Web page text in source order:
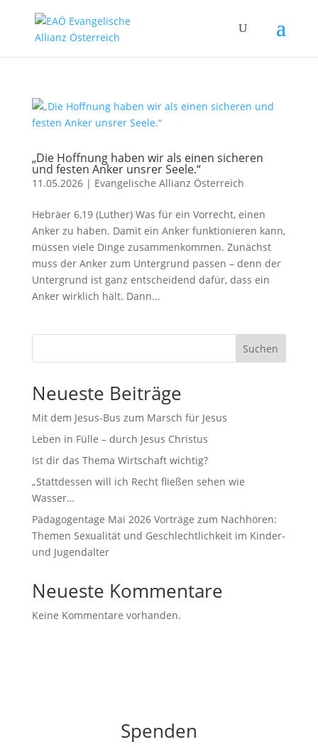
„Die Hoffnung haben wir als einen sicheren
und festen Anker unsrer Seele.“
11.05.2026| Evangelische Allianz Österreich
Hebräer 6,19 (Luther) Was für ein Vorrecht, einen
Anker zu haben. Damit ein Anker funktionieren kann,
müssen viele Dinge zusammenkommen. Zunächst
muss der Anker zum Untergrund passen – denn der
Untergrund ist ganz entscheidend dafür, dass ein
Anker wirklich hält. Dann...
Suchen
Neueste Beiträge
Mit dem Jesus-Bus zum Marsch für Jesus
Leben in Fülle – durch Jesus Christus
Ist dir das Thema Wirtschaft wichtig?
„Stattdessen will ich Recht fließen sehen wie
Wasser…
Pädagogentage Mai 2026 Vorträge zum Nachhören:
Themen Sexualität und Geschlechtlichkeit im Kinder-
und Jugendalter
Neueste Kommentare
Keine Kommentare vorhanden.
Spenden